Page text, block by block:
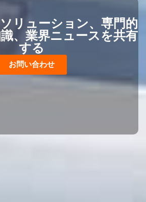
リューション、専門的
、業界ニュースを共有
する
お問い合わせ